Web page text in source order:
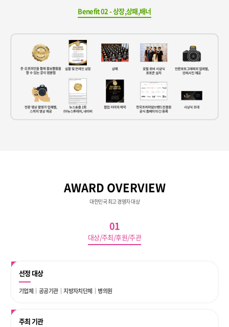
Benefit 02 - 상장,상패,배너
AWARD OVERVIEW
대한민국 최고 경영자 대상
01
대상/주최/후원/주관
선정 대상
기업체｜공공기관｜지방자치단체｜병의원
주최 기관